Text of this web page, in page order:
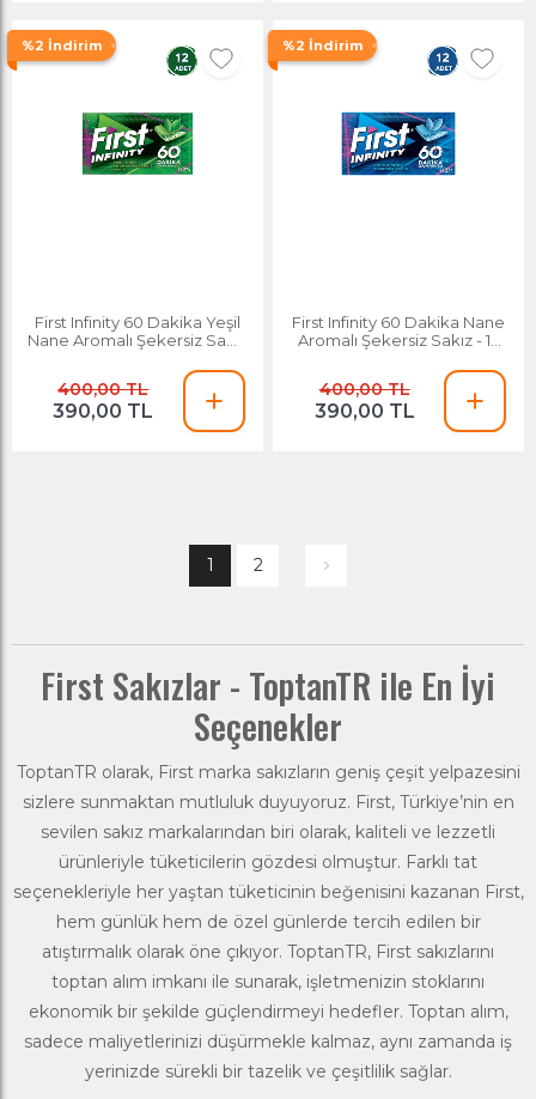
%2 İndirim
First Infinity 60 Dakika Yeşil
Nane Aromalı Şekersiz Sakız
400,00 TL
390,00 TL
%2 İndirim
First Infinity 60 Dakika Nane
Aromalı Şekersiz Sakız - 12
400,00 TL
390,00 TL
1 2
First Sakızlar - ToptanTR ile En İyi
Seçenekler
ToptanTR olarak, Firstmarka sakızların geniş çeşit yelpazesini
sizlere sunmaktan mutluluk duyuyoruz. First, Türkiye’nin en
sevilen sakız markalarından biri olarak, kaliteli ve lezzetli
ürünleriyle tüketicilerin gözdesi olmuştur. Farklı tat
seçenekleriyle her yaştan tüketicinin beğenisini kazanan First,
hem günlük hem de özel günlerde tercih edilen bir
atıştırmalık olarak öne çıkıyor. ToptanTR, First sakızlarını
toptan alım imkanı ile sunarak, işletmenizin stoklarını
ekonomik bir şekilde güçlendirmeyi hedefler. Toptan alım,
sadece maliyetlerinizi düşürmekle kalmaz, aynı zamanda iş
yerinizde sürekli bir tazelik ve çeşitlilik sağlar.